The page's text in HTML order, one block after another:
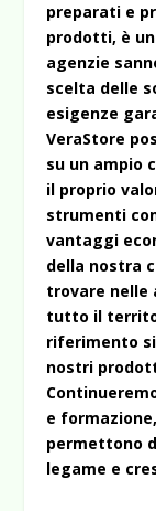
preparati e
prodotti, è
agenzie
scelta delle
esigenze
VeraStore
su un ampio
il proprio
strumenti
vantaggi
della nostra
trovare nelle
tutto il
riferimento
nostri
e
permettono
legame e